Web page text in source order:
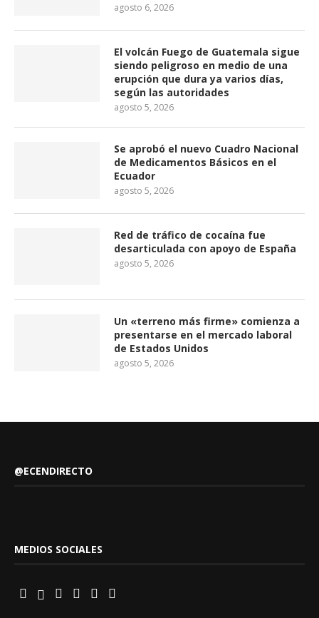
agosto 6, 2026
El volcán Fuego de Guatemala sigue
siendo peligroso en medio de una
erupción que dura ya varios días,
según las autoridades
agosto 5, 2026
Se aprobó el nuevo Cuadro Nacional
de Medicamentos Básicos en el
Ecuador
agosto 5, 2026
Red de tráfico de cocaína fue
desarticulada con apoyo de España
agosto 5, 2026
Un «terreno más firme» comienza a
presentarse en el mercado laboral
de Estados Unidos
agosto 5, 2026
@ECENDIRECTO
MEDIOS SOCIALES